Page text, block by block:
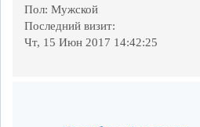
Пол: Мужской
Последний визит:
Чт, 15 Июн 2017 14:42:25